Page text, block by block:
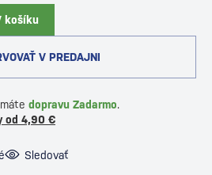
košíku
V PREDAJNI
máte dopravu Zadarmo.
od 4,90 €
Sledovať